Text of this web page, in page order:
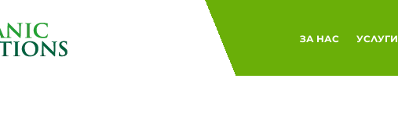
ЗА НАС УСЛУГИ